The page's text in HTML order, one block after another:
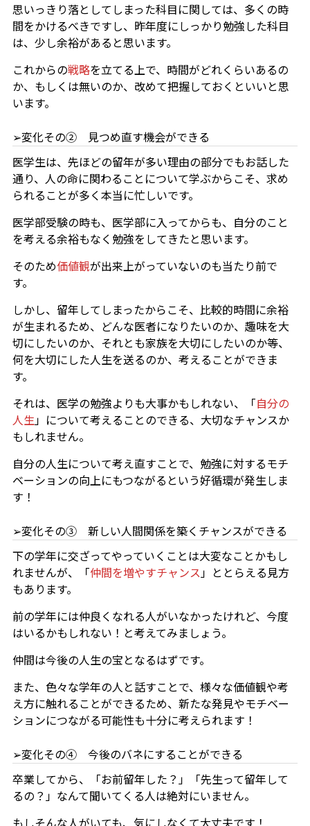
思いっきり落としてしまった科目に関しては、多くの時
間をかけるべきですし、昨年度にしっかり勉強した科目
は、少し余裕があると思います。
これからの戦略を立てる上で、時間がどれくらいあるの
か、もしくは無いのか、改めて把握しておくといいと思
います。
➢変化その② 見つめ直す機会ができる
医学生は、先ほどの留年が多い理由の部分でもお話した
通り、人の命に関わることについて学ぶからこそ、求め
られることが多く本当に忙しいです。
医学部受験の時も、医学部に入ってからも、自分のこと
を考える余裕もなく勉強をしてきたと思います。
そのため価値観が出来上がっていないのも当たり前で
す。
しかし、留年してしまったからこそ、比較的時間に余裕
が生まれるため、どんな医者になりたいのか、趣味を大
切にしたいのか、それとも家族を大切にしたいのか等、
何を大切にした人生を送るのか、考えることができま
す。
それは、医学の勉強よりも大事かもしれない、「自分の
人生」について考えることのできる、大切なチャンスか
もしれません。
自分の人生について考え直すことで、勉強に対するモチ
ベーションの向上にもつながるという好循環が発生しま
す！
➢変化その③ 新しい人間関係を築くチャンスができる
下の学年に交ざってやっていくことは大変なことかもし
れませんが、「仲間を増やすチャンス」ととらえる見方
もあります。
前の学年には仲良くなれる人がいなかったけれど、今度
はいるかもしれない！と考えてみましょう。
仲間は今後の人生の宝となるはずです。
また、色々な学年の人と話すことで、様々な価値観や考
え方に触れることができるため、新たな発見やモチベー
ションにつながる可能性も十分に考えられます！
➢変化その④ 今後のバネにすることができる
卒業してから、「お前留年した？」「先生って留年して
るの？」なんて聞いてくる人は絶対にいません。
もしそんな人がいても、気にしなくて大丈夫です！